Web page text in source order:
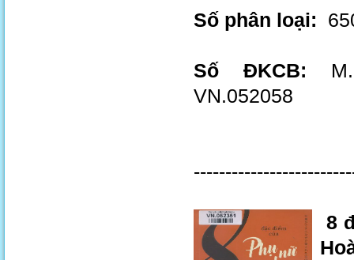
Số phân loại:
Số ĐKCB:
VN.052058
8